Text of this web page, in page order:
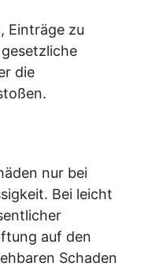
Einträge zu
die
nur bei
Bei leicht
auf den
Schaden